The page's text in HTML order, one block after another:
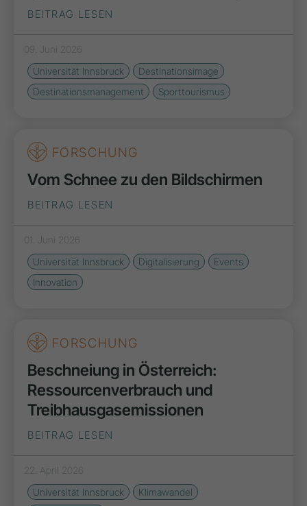
BEITRAG LESEN
09. Juni 2026
Universität Innsbruck
Destinationsimage
Destinationsmanagement
Sporttourismus
FORSCHUNG
Vom Schnee zu den Bildschirmen
BEITRAG LESEN
01. Juni 2026
Universität Innsbruck
Digitalisierung
Events
Innovation
FORSCHUNG
Beschneiung in Österreich:
Ressourcenverbrauch und
Treibhausgasemissionen
BEITRAG LESEN
22. April 2026
Universität Innsbruck
Klimawandel